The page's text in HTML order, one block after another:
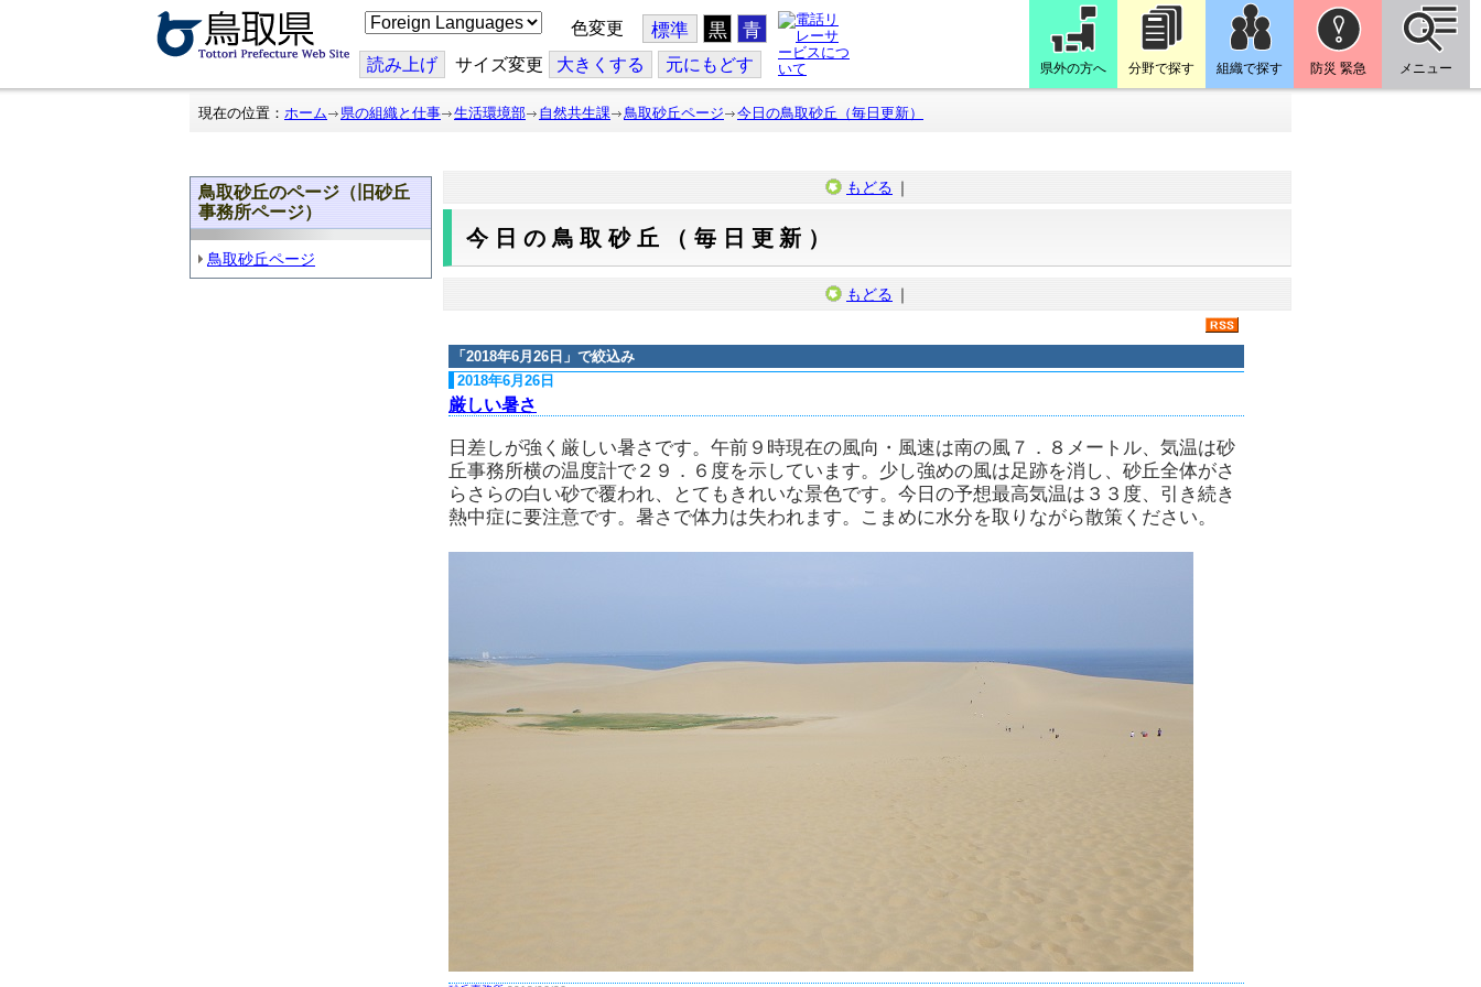
こ
の
ジ
を
翻
色変更 標準 黒 青
読み上げ サイズ変更 大きくする 元にもどす 県外の方へ 分野で探す 組織で探す 防災 緊急 メニュー
現在の位置： ホーム 県の組織と仕事 生活環境部 自然共生課 鳥取砂丘ページ 今日の鳥取砂丘（毎日更新）
鳥取砂丘のページ（旧砂丘
事務所ページ）
鳥取砂丘ページ
もどる ｜
今日の鳥取砂丘（毎日更新）
もどる ｜
「 2018年6月26日 」で絞込み
2018年6月26日
厳しい暑さ
日差しが強く厳しい暑さです。午前９時現在の風向・風速は南の風７．８メートル、気温は砂
丘事務所横の温度計で２９．６度を示しています。少し強めの風は足跡を消し、砂丘全体がさ
らさらの白い砂で覆われ、とてもきれいな景色です。今日の予想最高気温は３３度、引き続き
熱中症に要注意です。暑さで体力は失われます。こまめに水分を取りながら散策ください。